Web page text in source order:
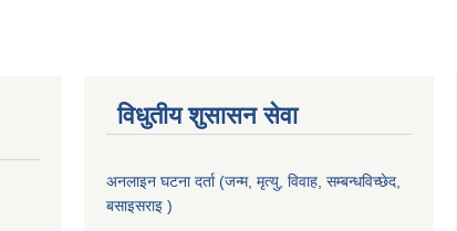
विधुतीय शुसासन सेवा
अनलाइन घटना दर्ता (जन्म, मृत्यु, विवाह, सम्बन्धविच्छेद,
बसाइसराइ )